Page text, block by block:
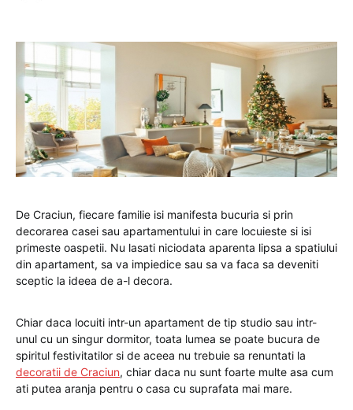
De Craciun, fiecare familie isi manifesta bucuria si prin
decorarea casei sau apartamentului in care locuieste si isi
primeste oaspetii. Nu lasati niciodata aparenta lipsa a spatiului
din apartament, sa va impiedice sau sa va faca sa deveniti
sceptic la ideea de a-l decora.
Chiar daca locuiti intr-un apartament de tip studio sau intr-
unul cu un singur dormitor, toata lumea se poate bucura de
spiritul festivitatilor si de aceea nu trebuie sa renuntati la
decoratii de Craciun, chiar daca nu sunt foarte multe asa cum
ati putea aranja pentru o casa cu suprafata mai mare.